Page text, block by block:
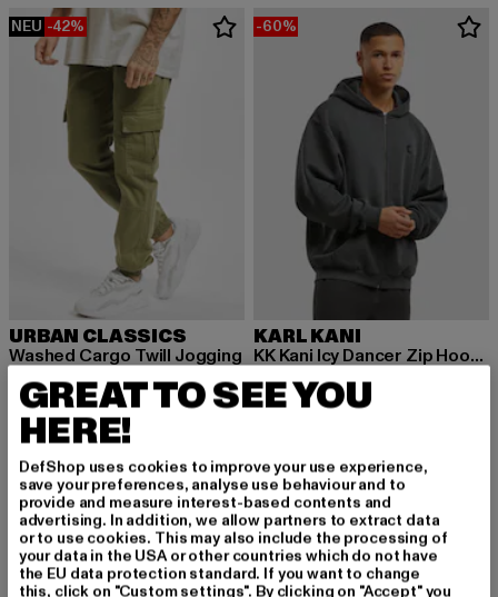
NEU -42%
URBAN CLASSICS
Washed Cargo Twill Jogging
34,79 EUR
Derzeitiger Preis: 34,79 EUR
59,99 EURAktionspreis: 59,99 EUR
-60%
KARL KANI
KK Kani Icy Dancer Zip Hoodie
36,00 EUR
Derzeitiger Preis: 36,00 EUR
89,99 EUR
NEU -13% NEU -35%
GREAT TO SEE YOU
HERE!
DefShop uses cookies to improve your use experience,
save your preferences, analyse use behaviour and to
provide and measure interest-based contents and
advertising. In addition, we allow partners to extract data
or to use cookies. This may also include the processing of
your data in the USA or other countries which do not have
the EU data protection standard. If you want to change
this, click on "Custom settings". By clicking on "Accept" you